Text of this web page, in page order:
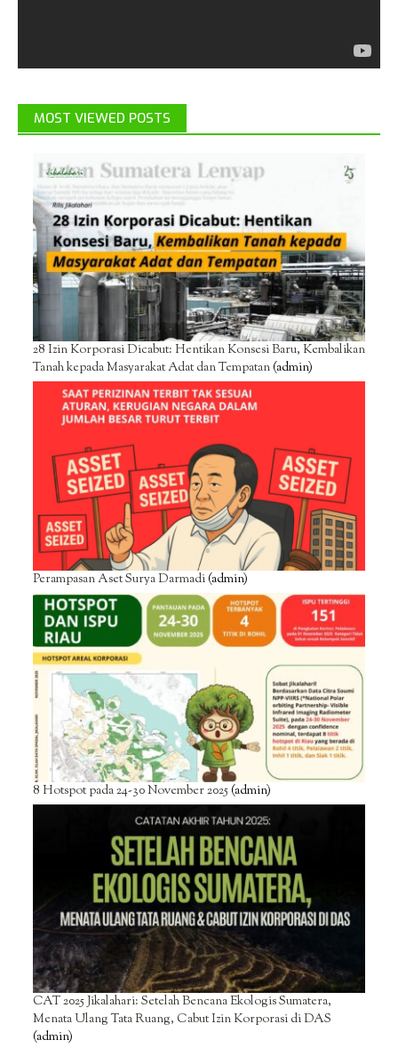
MOST VIEWED POSTS
28 Izin Korporasi Dicabut: Hentikan Konsesi Baru, Kembalikan
Tanah kepada Masyarakat Adat dan Tempatan(admin)
Perampasan Aset Surya Darmadi(admin)
8 Hotspot pada 24-30 November 2025(admin)
CAT 2025 Jikalahari: Setelah Bencana Ekologis Sumatera,
Menata Ulang Tata Ruang, Cabut Izin Korporasi di DAS
(admin)